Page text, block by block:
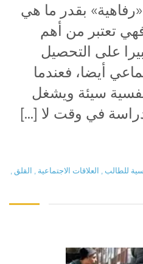
بقدر ما هي
تعتبر من أهم
على التحصيل
أيضا، فعندما
سيئة ويشغل
في وقت لا […]
للطالب العلاقات الاجتماعية القلق